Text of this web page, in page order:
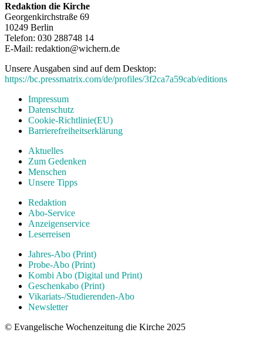
Redaktion die Kirche
Georgenkirchstraße 69
10249 Berlin
Telefon: 030 288748 14
E-Mail: redaktion@wichern.de
Unsere Ausgaben sind auf dem Desktop:
https://bc.pressmatrix.com/de/profiles/3f2ca7a59cab/editions
Impressum
Datenschutz
Cookie-Richtlinie(EU)
Barrierefreiheitserklärung
Aktuelles
Zum Gedenken
Menschen
Unsere Tipps
Redaktion
Abo-Service
Anzeigenservice
Leserreisen
Jahres-Abo (Print)
Probe-Abo (Print)
Kombi Abo (Digital und Print)
Geschenkabo (Print)
Vikariats-/Studierenden-Abo
Newsletter
© Evangelische Wochenzeitung die Kirche 2025